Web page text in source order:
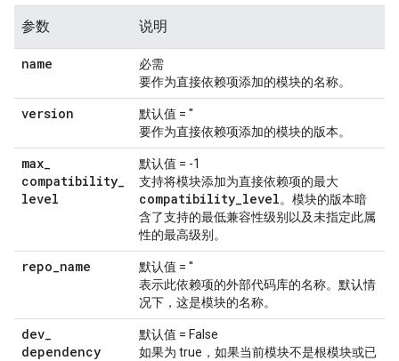
参数 说明
name
必需
要作为直接依赖项添加的模块的名称。
version
默认值 = ''
要作为直接依赖项添加的模块的版本。
max_
compatibility_
level
默认值 = -1
支持将模块添加为直接依赖项的最大
compatibility_level。模块的版本暗
含了支持的最低兼容性级别以及未指定此属
性的最高级别。
repo_name
默认值 = ''
表示此依赖项的外部代码库的名称。默认情
况下，这是模块的名称。
dev_
dependency
默认值 = False
如果为 true，如果当前模块不是根模块或已